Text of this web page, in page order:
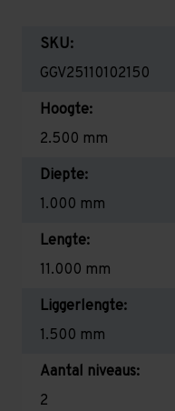
SKU:
GGV25110102150
Hoogte:
2.500 mm
Diepte:
1.000 mm
Lengte:
11.000 mm
Liggerlengte:
1.500 mm
Aantal niveaus:
2